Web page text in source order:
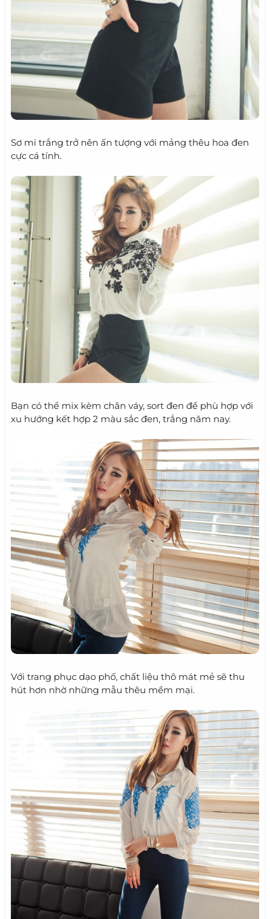
Sơ mi trắng trở nên ấn tượng với mảng thêu hoa đen
cực cá tính.
Bạn có thể mix kèm chân váy, sort đen để phù hợp với
xu hướng kết hợp 2 màu sắc đen, trắng năm nay.
Với trang phục dạo phố, chất liệu thô mát mẻ sẽ thu
hút hơn nhờ những mẫu thêu mềm mại.